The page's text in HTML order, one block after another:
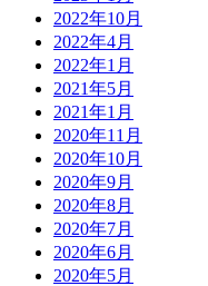
2022年10月
2022年4月
2022年1月
2021年5月
2021年1月
2020年11月
2020年10月
2020年9月
2020年8月
2020年7月
2020年6月
2020年5月